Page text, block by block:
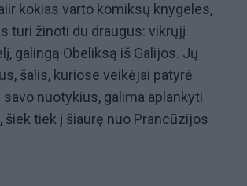
kokias varto komiksų knygeles,
turi žinoti du draugus: vikrųjį
galingą Obeliksą iš Galijos. Jų
šalis, kuriose veikėjai patyrė
nuotykius, galima aplankyti
šiek tiek į šiaurę nuo Prancūzijos